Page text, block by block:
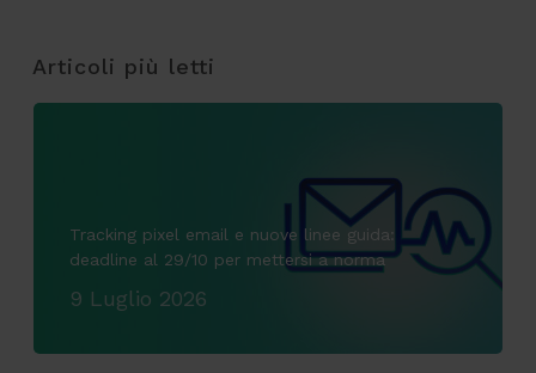
Articoli più letti
Tracking pixel email e nuove linee guida:
deadline al 29/10 per mettersi a norma
9 Luglio 2026